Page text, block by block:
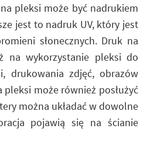
pleksi może być nadrukiem
jest to nadruk UV, który jest
słonecznych. Druk na
na wykorzystanie pleksi do
drukowania zdjęć, obrazów
pleksi może również posłużyć
można układać w dowolne
pojawią się na ścianie